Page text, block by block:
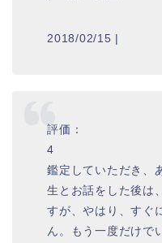
2018/02/15 |
評価：
4
鑑定していただき、
生とお話をした後は
すが、やはり、すぐ
ん。もう一度だけで